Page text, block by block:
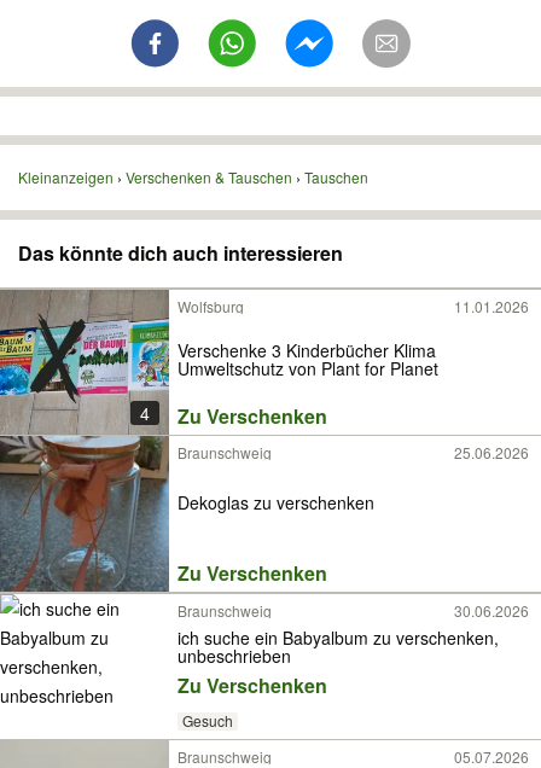
Kleinanzeigen Verschenken & Tauschen Tauschen
Das könnte dich auch interessieren
4
Wolfsburg 11.01.2026
Verschenke 3 Kinderbücher Klima
Umweltschutz von Plant for Planet
Zu Verschenken
Braunschweig 25.06.2026
Dekoglas zu verschenken
Zu Verschenken
Braunschweig 30.06.2026
ich suche ein Babyalbum zu verschenken,
unbeschrieben
Zu Verschenken
Gesuch
Braunschweig 05.07.2026